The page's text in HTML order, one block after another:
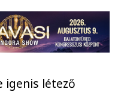
igenis létező